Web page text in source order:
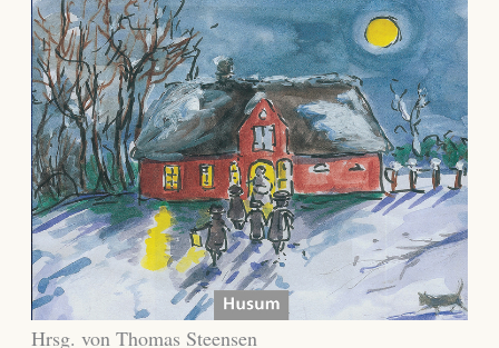
Hrsg. von Thomas Steensen